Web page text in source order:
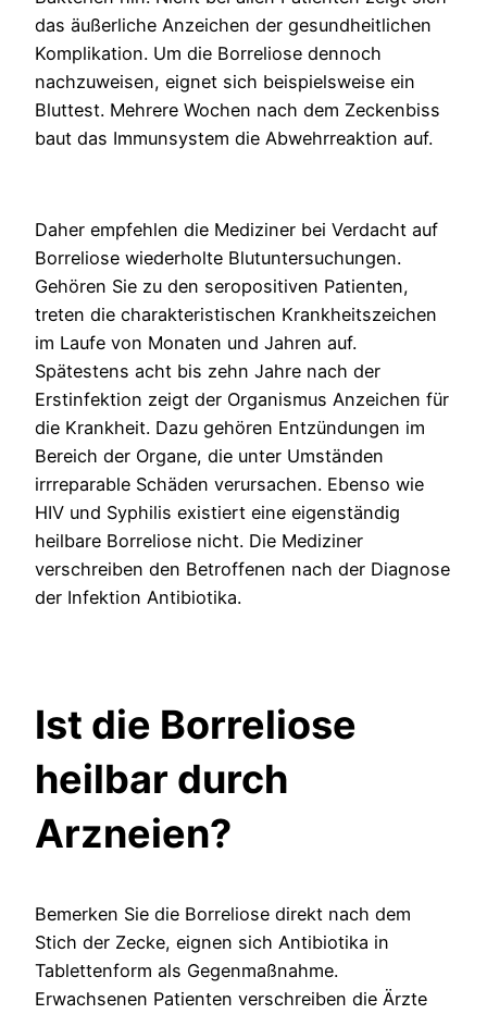
das äußerliche Anzeichen der gesundheitlichen
Komplikation. Um die Borreliose dennoch
nachzuweisen, eignet sich beispielsweise ein
Bluttest. Mehrere Wochen nach dem Zeckenbiss
baut das Immunsystem die Abwehrreaktion auf.
Daher empfehlen die Mediziner bei Verdacht auf
Borreliose wiederholte Blutuntersuchungen.
Gehören Sie zu den seropositiven Patienten,
treten die charakteristischen Krankheitszeichen
im Laufe von Monaten und Jahren auf.
Spätestens acht bis zehn Jahre nach der
Erstinfektion zeigt der Organismus Anzeichen für
die Krankheit. Dazu gehören Entzündungen im
Bereich der Organe, die unter Umständen
irrreparable Schäden verursachen. Ebenso wie
HIV und Syphilis existiert eine eigenständig
heilbare Borreliose nicht. Die Mediziner
verschreiben den Betroffenen nach der Diagnose
der Infektion Antibiotika.
Ist die Borreliose
heilbar durch
Arzneien?
Bemerken Sie die Borreliose direkt nach dem
Stich der Zecke, eignen sich Antibiotika in
Tablettenform als Gegenmaßnahme.
Erwachsenen Patienten verschreiben die Ärzte